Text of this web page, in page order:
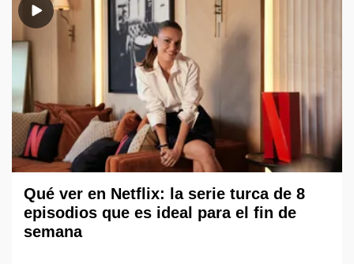
Qué ver en Netflix: la serie turca de 8
episodios que es ideal para el fin de
semana